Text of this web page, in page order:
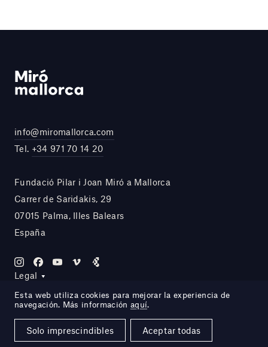
info@miromallorca.com
Tel. +34 971 70 14 20
Fundació Pilar i Joan Miró a Mallorca
Carrer de Saridakis, 29
07015 Palma, Illes Balears
España
Legal
Site by DOMO—A
Esta web utiliza cookies para mejorar la experiencia de
navegación. Más información aquí.
Solo imprescindibles Aceptar todas